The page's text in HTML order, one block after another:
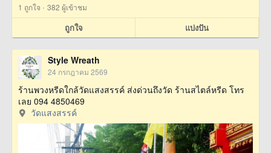
1 ถูกใจ · 382 ผู้เข้าชม
ถูกใจ แบ่งปัน
Style Wreath
24 กรกฎาคม 2569
ร้านพวงหรีดใกล้วัดแสงสรรค์ ส่งด่วนถึงวัด ร้านสไตล์หรีด โทร
เลย 094 4850469
วัดแสงสรรค์